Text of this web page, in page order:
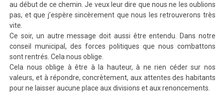
au début de ce chemin. Je veux leur dire que nous ne les oublions
pas, et que j’espère sincèrement que nous les retrouverons très
vite.
Ce soir, un autre message doit aussi être entendu. Dans notre
conseil municipal, des forces politiques que nous combattons
sont rentrés. Cela nous oblige.
Cela nous oblige à être à la hauteur, à ne rien céder sur nos
valeurs,et à répondre, concrètement, aux attentes des habitants
pour ne laisser aucune place aux divisions et aux renoncements.